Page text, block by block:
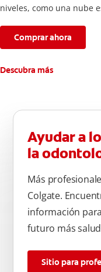
niveles, como una nube
Comprar ahora
Descubra más
Ayudar a
la
Más
Colgate.
información
futuro más
Sitio para